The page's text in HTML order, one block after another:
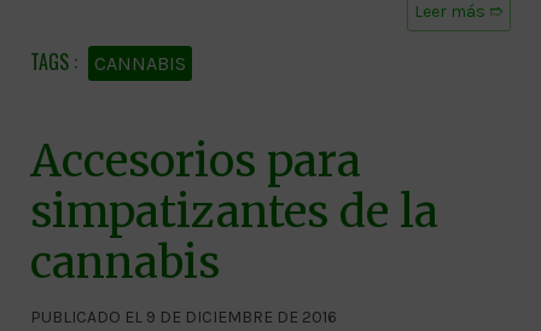
Leer más ➱
CANNABIS
Accesorios para
simpatizantes de la
cannabis
PUBLICADO EL 9 DE DICIEMBRE DE 2016